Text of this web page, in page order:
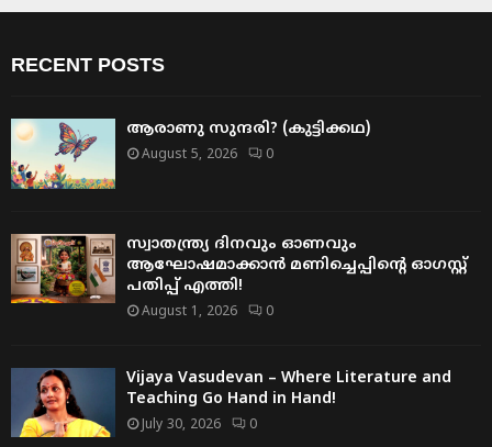
RECENT POSTS
ആരാണു സുന്ദരി? (കുട്ടിക്കഥ)
August 5, 2026 0
സ്വാതന്ത്ര്യ ദിനവും ഓണവും
ആഘോഷമാക്കാൻ മണിച്ചെപ്പിന്റെ ഓഗസ്റ്റ്
പതിപ്പ് എത്തി!
August 1, 2026 0
Vijaya Vasudevan – Where Literature and
Teaching Go Hand in Hand!
July 30, 2026 0